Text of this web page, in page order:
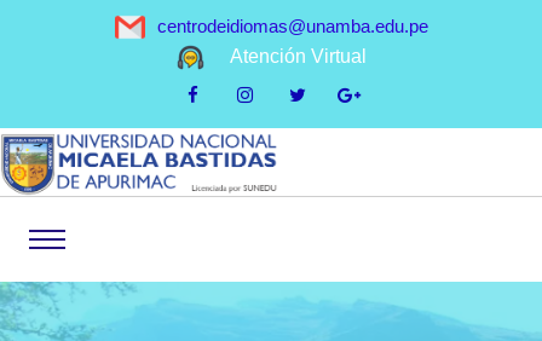
centrodeidiomas@unamba.edu.pe
Atención Virtual